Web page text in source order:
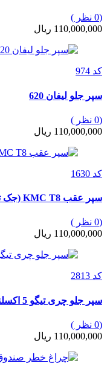
(0 نظر )
110,000,000 ریال
کد 974
سپر جلو لیفان 620
(0 نظر )
110,000,000 ریال
کد 1630
سپر عقب KMC T8 (جک تی 8)
(0 نظر )
110,000,000 ریال
کد 2813
سپر جلو چری تیگو 5 اکسلنت (new)
(0 نظر )
110,000,000 ریال